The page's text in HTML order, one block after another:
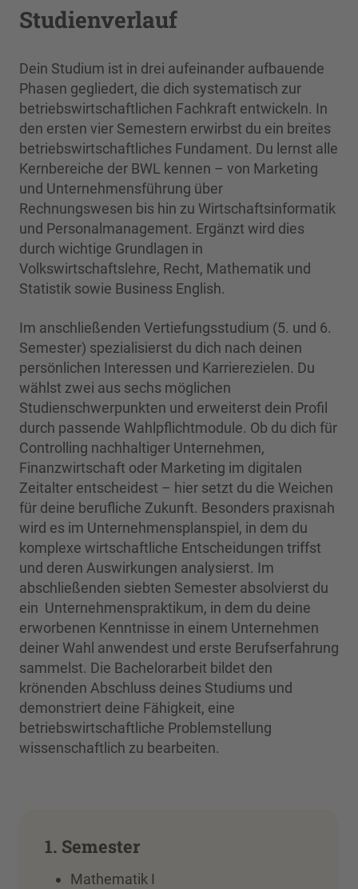
Studienverlauf
Dein Studium ist in drei aufeinander aufbauende
Phasen gegliedert, die dich systematisch zur
betriebswirtschaftlichen Fachkraft entwickeln. In
den ersten vier Semestern erwirbst du ein breites
betriebswirtschaftliches Fundament. Du lernst alle
Kernbereiche der BWL kennen – von Marketing
und Unternehmensführung über
Rechnungswesen bis hin zu Wirtschaftsinformatik
und Personalmanagement. Ergänzt wird dies
durch wichtige Grundlagen in
Volkswirtschaftslehre, Recht, Mathematik und
Statistik sowie Business English.
Im anschließenden Vertiefungsstudium (5. und 6.
Semester) spezialisierst du dich nach deinen
persönlichen Interessen und Karrierezielen. Du
wählst zwei aus sechs möglichen
Studienschwerpunkten und erweiterst dein Profil
durch passende Wahlpflichtmodule. Ob du dich für
Controlling nachhaltiger Unternehmen,
Finanzwirtschaft oder Marketing im digitalen
Zeitalter entscheidest – hier setzt du die Weichen
für deine berufliche Zukunft. Besonders praxisnah
wird es im Unternehmensplanspiel, in dem du
komplexe wirtschaftliche Entscheidungen triffst
und deren Auswirkungen analysierst. Im
abschließenden siebten Semester absolvierst du
ein Unternehmenspraktikum, in dem du deine
erworbenen Kenntnisse in einem Unternehmen
deiner Wahl anwendest und erste Berufserfahrung
sammelst. Die Bachelorarbeit bildet den
krönenden Abschluss deines Studiums und
demonstriert deine Fähigkeit, eine
betriebswirtschaftliche Problemstellung
wissenschaftlich zu bearbeiten.
1. Semester
Mathematik I